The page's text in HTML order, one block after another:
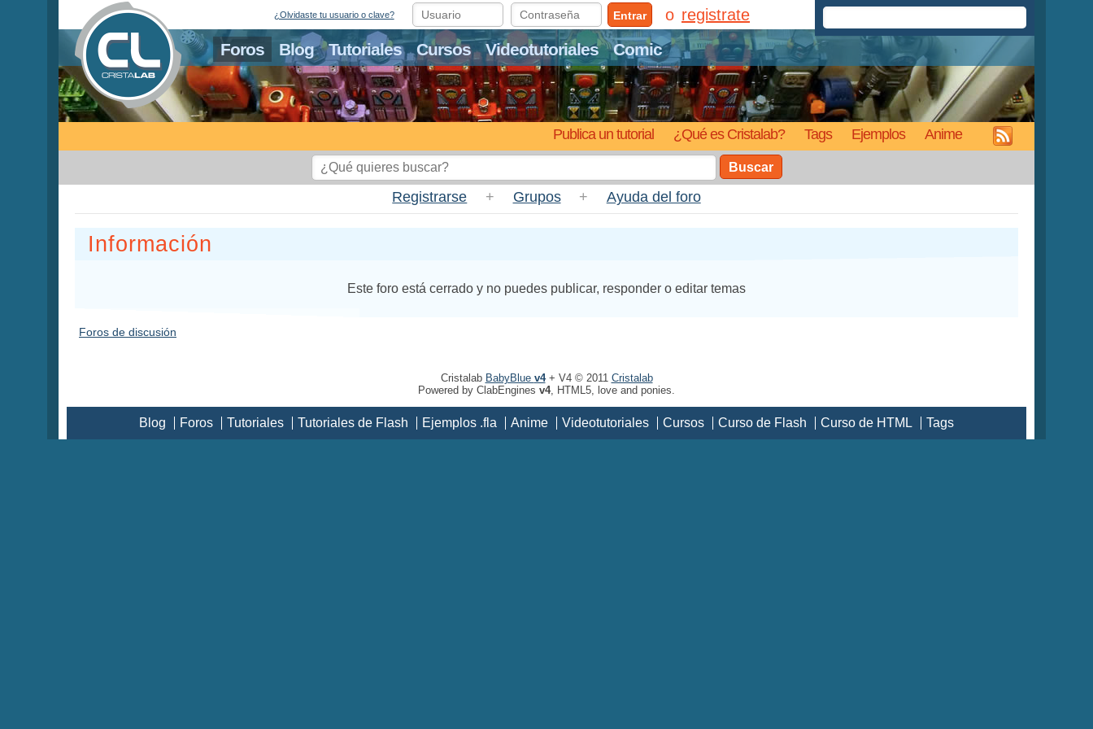
Foros Blog Tutoriales Cursos Videotutoriales Comic
Publica un tutorial ¿Qué es Cristalab? Tags Ejemplos Anime
¿Olvidaste tu usuario o clave? Entrar registrate
Buscar
Registrarse + Grupos + Ayuda del foro
Información
Este foro está cerrado y no puedes publicar, responder o editar temas
Foros de discusión
Cristalab BabyBlue v4+ V4 © 2011 Cristalab
Powered by ClabEngines v4, HTML5, love and ponies.
Blog Foros Tutoriales Tutoriales de Flash Ejemplos .fla Anime Videotutoriales Cursos Curso de Flash Curso de HTML Tags